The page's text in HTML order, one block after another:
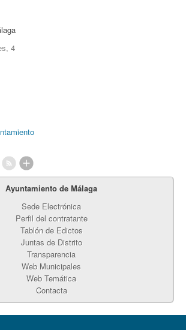
4
Ayuntamiento de Málaga
Sede Electrónica
Perfil del contratante
Tablón de Edictos
Juntas de Distrito
Transparencia
Web Municipales
Web Temática
Contacta